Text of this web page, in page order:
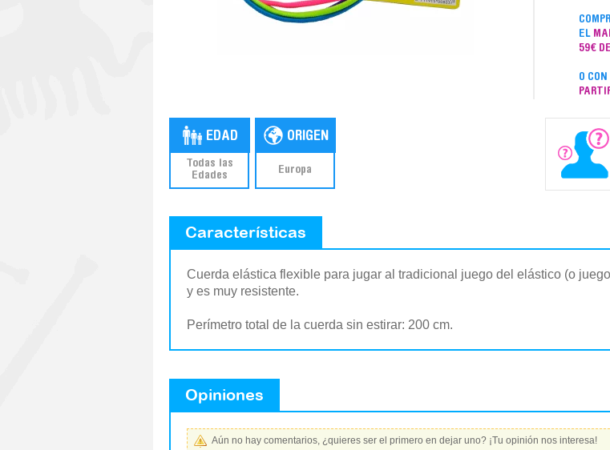
EL
59€
O
Todas las
Edades
Europa
Características
Cuerda elástica flexible para jugar al tradicional juego del elástico (o
y es muy resistente.
Perímetro total de la cuerda sin estirar: 200 cm.
Opiniones
Aún no hay comentarios, ¿quieres ser el primero en dejar uno? ¡Tu opinión nos interesa!